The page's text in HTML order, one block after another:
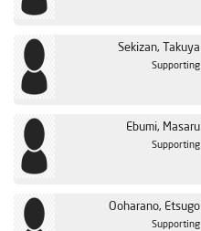
Sekizan, Takuya
Supporting
Ebumi, Masaru
Supporting
Ooharano, Etsugo
Supporting